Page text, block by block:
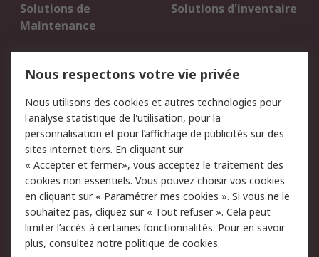
Solutions de
Maintenance
Solutions d'inventaire
du site
Politique de protection
des données - Mise à
jour
Sécurité des E-mails
Conditions générales
de vente
Politique anti-
corruption
Campagnes marketing
A propos de RS
Nous respectons votre vie privée
Nous utilisons des cookies et autres technologies pour
l'analyse statistique de l'utilisation, pour la
personnalisation et pour l’affichage de publicités sur des
sites internet tiers. En cliquant sur
« Accepter et fermer», vous acceptez le traitement des
cookies non essentiels. Vous pouvez choisir vos cookies
en cliquant sur « Paramétrer mes cookies ». Si vous ne le
souhaitez pas, cliquez sur « Tout refuser ». Cela peut
limiter l’accès à certaines fonctionnalités. Pour en savoir
plus, consultez notre politique de cookies.